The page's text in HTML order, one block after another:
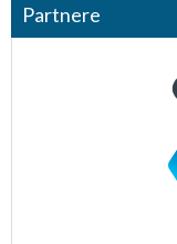
Partnere